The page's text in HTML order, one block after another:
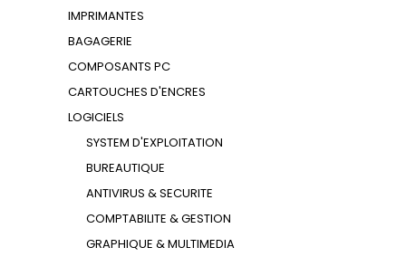
IMPRIMANTES
BAGAGERIE
COMPOSANTS PC
CARTOUCHES D'ENCRES
LOGICIELS
SYSTEM D'EXPLOITATION
BUREAUTIQUE
ANTIVIRUS & SECURITE
COMPTABILITE & GESTION
GRAPHIQUE & MULTIMEDIA